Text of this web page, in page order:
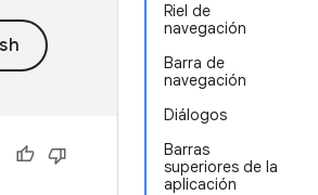
Riel de
navegación
Barra de
navegación
Diálogos
Barras
superiores de la
aplicación